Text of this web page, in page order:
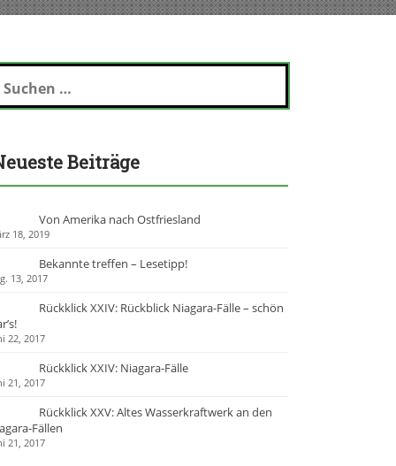
Beiträge
Von Amerika nach Ostfriesland
18, 2019
Bekannte treffen – Lesetipp!
13, 2017
Rückklick XXIV: Rückblick Niagara-Fälle – schön
22, 2017
Rückklick XXIV: Niagara-Fälle
21, 2017
Rückklick XXV: Altes Wasserkraftwerk an den
Fällen
21, 2017